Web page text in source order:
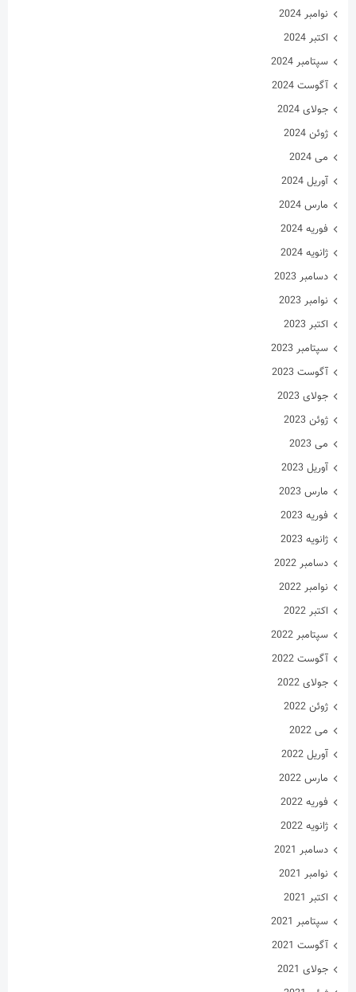
فوریه 2024
ژانویه 2024
دسامبر 2023
نوامبر 2023
اکتبر 2023
سپتامبر 2023
آگوست 2023
جولای 2023
ژوئن 2023
می 2023
آوریل 2023
مارس 2023
فوریه 2023
ژانویه 2023
دسامبر 2022
نوامبر 2022
اکتبر 2022
سپتامبر 2022
آگوست 2022
جولای 2022
ژوئن 2022
می 2022
آوریل 2022
مارس 2022
فوریه 2022
ژانویه 2022
دسامبر 2021
نوامبر 2021
اکتبر 2021
سپتامبر 2021
آگوست 2021
جولای 2021
ژوئن 2021
می 2021
آوریل 2021
مارس 2021
فوریه 2021
ژانویه 2021
دسامبر 2020
نوامبر 2020
اکتبر 2020